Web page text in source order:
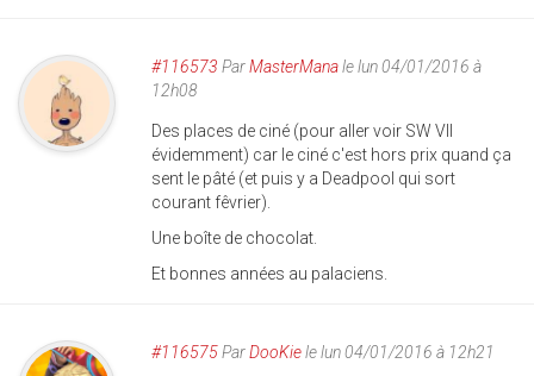
#116573 ParMasterManale lun 04/01/2016 à
12h08
Des places de ciné (pour aller voir SW VII
évidemment) car le ciné c'est hors prix quand ça
sent le pâté (et puis y a Deadpool qui sort
courant fêvrier).
Une boîte de chocolat.
Et bonnes années au palaciens.
#116575ParDooKiele lun 04/01/2016 à 12h21